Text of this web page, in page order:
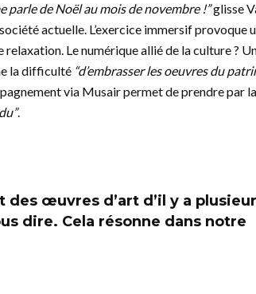
parle de Noël au mois de novembre !”glisse
actuelle. L’exercice immersif provoque
Le numérique allié de la culture ?
la difficulté “d’embrasser les oeuvres du
via Musair permet de prendre par
.
œuvres d’art d’il y a
dire. Cela résonne dans notre